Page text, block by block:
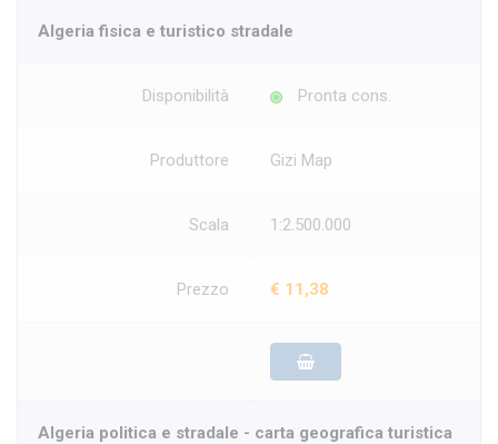
Algeria fisica e turistico stradale
Disponibilità Pronta cons.
Produttore Gizi Map
Scala 1:2.500.000
Prezzo € 11,38
Algeria politica e stradale - carta geografica turistica